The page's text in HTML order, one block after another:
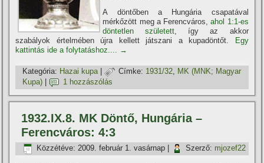
A döntőben a Hungária csapatával
mérkőzött meg a Ferencváros,ahol 1:1-es
döntetlen született , í­gy az akkor
szabályok értelmében újra kellett játszani a kupadöntőt.
Egy
kattintás ide a folytatáshoz....
→
Kategória: Hazai kupa| Címke: 1931/32, MK (MNK; Magyar
Kupa)
1 hozzászólás
1932.IX.8. MK Döntő, Hungária –
Ferencváros: 4:3
Közzétéve: 2009. február 1. vasárnap Szerző: mjozef22